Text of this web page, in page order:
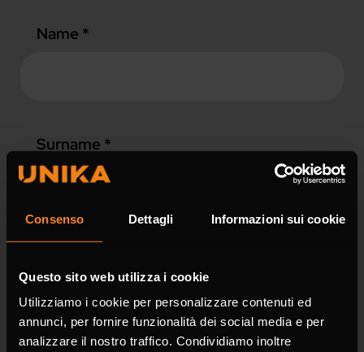
Consenso Dettagli Informazioni sui cookie
Questo sito web utilizza i cookie
Utilizziamo i cookie per personalizzare contenuti ed
annunci, per fornire funzionalità dei social media e per
analizzare il nostro traffico. Condividiamo inoltre
Name *
Surname *